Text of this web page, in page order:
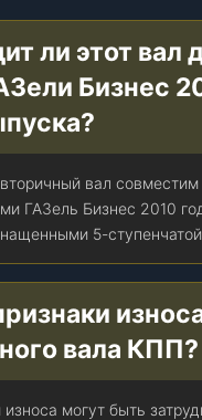
ли этот вал
Бизнес
вал совместим
ГАЗель Бизнес 2010
5-
вала КПП?
могут быть